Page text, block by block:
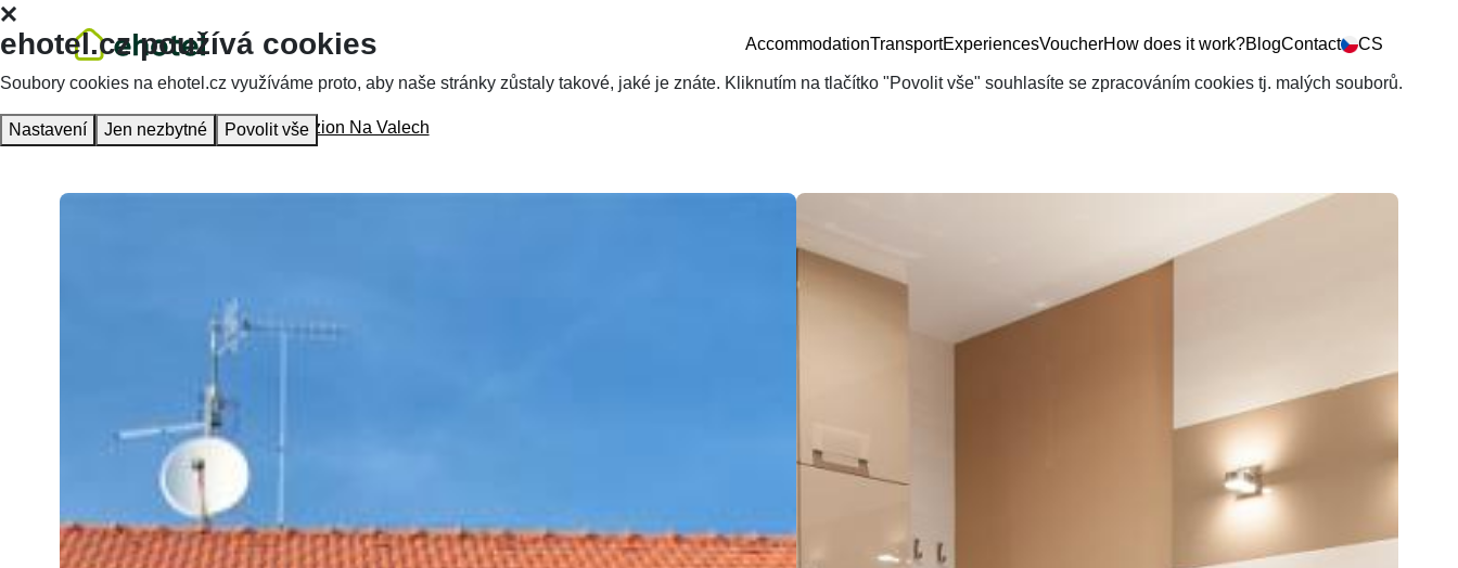
AccommodationTransportExperiencesVoucherHow does it work?BlogContact CS
Homepage Accommodation Penzion Na Valech
ehotel.cz používá cookies
Soubory cookies na ehotel.cz využíváme proto, aby naše stránky zůstaly takové, jaké je znáte. Kliknutím na tlačítko "Povolit vše" souhlasíte se zpracováním cookies tj. malých souborů.
Nastavení Jen nezbytné Povolit vše